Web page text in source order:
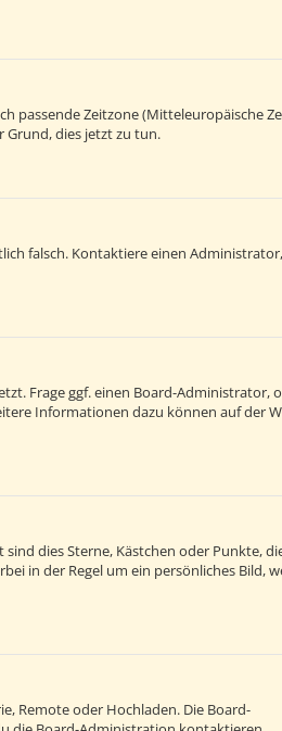
passende Zeitzone (Mitteleuropäische
Grund, dies jetzt zu tun.
falsch. Kontaktiere einen
Frage ggf. einen Board-Administrator,
Informationen dazu können auf der
dies Sterne, Kästchen oder Punkte,
in der Regel um ein persönliches Bild,
Remote oder Hochladen. Die Board-